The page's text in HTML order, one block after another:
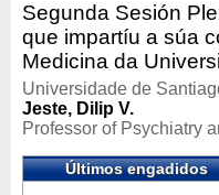
Segunda Sesión
que impartíu a súa
Medicina da
Universidade de
Jeste, Dilip V.
Professor of Psychiatry
Últimos engadidos